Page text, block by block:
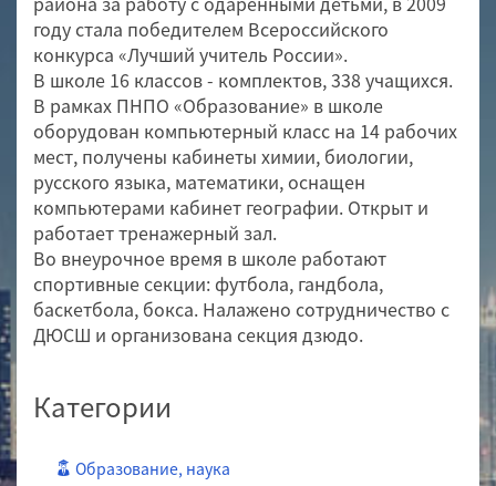
году стала победителем Всероссийского
конкурса «Лучший учитель России».
В школе 16 классов - комплектов, 338 учащихся.
В рамках ПНПО «Образование» в школе
оборудован компьютерный класс на 14 рабочих
мест, получены кабинеты химии, биологии,
русского языка, математики, оснащен
компьютерами кабинет географии. Открыт и
работает тренажерный зал.
Во внеурочное время в школе работают
спортивные секции: футбола, гандбола,
баскетбола, бокса. Налажено сотрудничество с
ДЮСШ и организована секция дзюдо.
Категории
Образование, наука